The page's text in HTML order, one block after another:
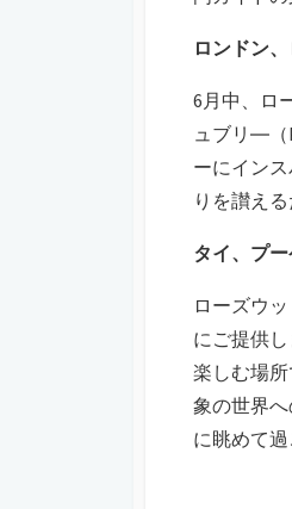
ロンドン
6月中、ロ
ュブリ―（
ーにイン
りを讃え
タイ、プ
ローズウ
にご提供
楽しむ場
象の世界
に眺めて